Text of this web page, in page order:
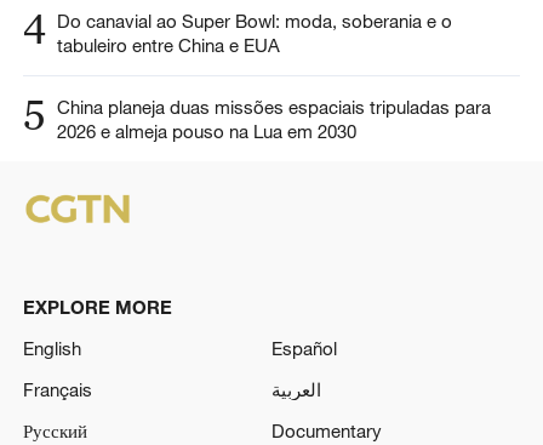
4 Do canavial ao Super Bowl: moda, soberania e o
tabuleiro entre China e EUA
5
China planeja duas missões espaciais tripuladas para
2026 e almeja pouso na Lua em 2030
EXPLORE MORE
English
Español
Français
العربية
Русский
Documentary